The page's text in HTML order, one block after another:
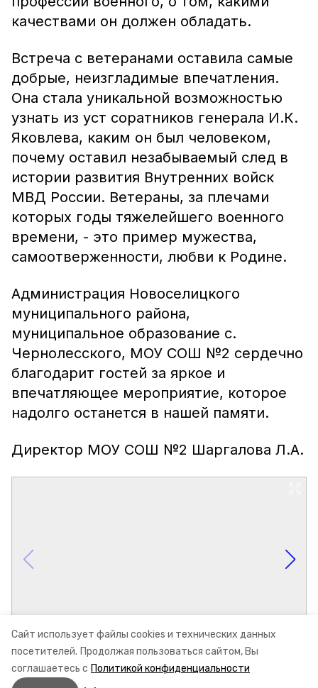
Сайт использует файлы cookies и технических данных
посетителей. Продолжая пользоваться сайтом, Вы
соглашаетесь с Политикой конфиденциальности
качествами он должен обладать.
Встреча с ветеранами оставила самые
добрые, неизгладимые впечатления.
Она стала уникальной возможностью
узнать из уст соратников генерала И.К.
Яковлева, каким он был человеком,
почему оставил незабываемый след в
истории развития Внутренних войск
МВД России. Ветераны, за плечами
которых годы тяжелейшего военного
времени, - это пример мужества,
самоотверженности, любви к Родине.
Администрация Новоселицкого
муниципального района,
муниципальное образование с.
Чернолесского, МОУ СОШ №2 сердечно
благодарит гостей за яркое и
впечатляющее мероприятие, которое
надолго останется в нашей памяти.
Директор МОУ СОШ №2 Шаргалова Л.А.